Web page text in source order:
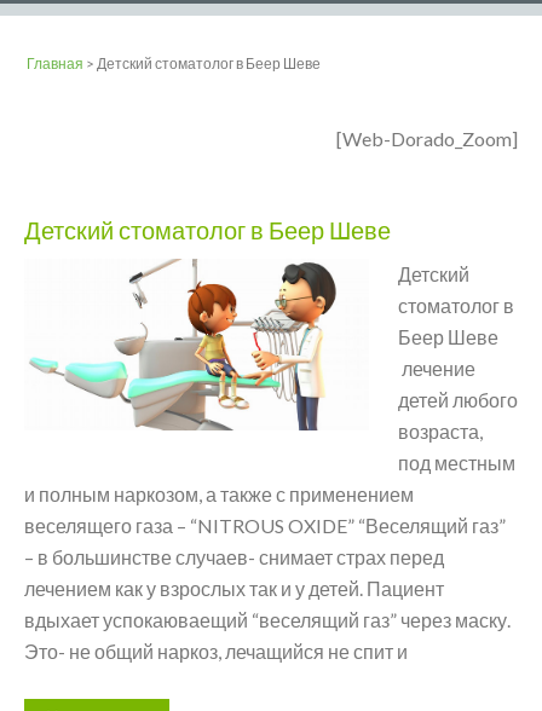
Главная > Детский стоматолог в Беер Шеве
[Web-Dorado_Zoom]
Детский стоматолог в Беер Шеве
Детский
стоматолог в
Беер Шеве
лечение
детей любого
возраста,
под местным
и полным наркозом, а также с применением
веселящего газа – “NITROUS OXIDE” “Веселящий газ”
– в большинстве случаев- снимает страх перед
лечением как у взрослых так и у детей. Пациент
вдыхает успокаюваещий “веселящий газ” через маску.
Это- не общий наркоз, лечащийся не спит и